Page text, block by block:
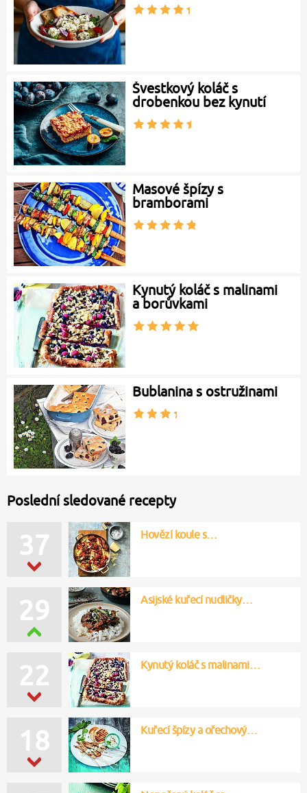
Švestkový koláč s
drobenkou bez kynutí
Masové špízy s
bramborami
Kynutý koláč s malinami
a borůvkami
Bublanina s ostružinami
Poslední sledované recepty
37 Hovězí koule s…
29 Asijské kuřecí nudličky…
22 Kynutý koláč s malinami…
18 Kuřecí špízy a ořechový…